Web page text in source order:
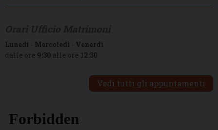
Lunedì - Mercoledì - Venerdì
dalle ore 9:30 alle ore 12:30
Vedi tutti gli appuntamenti